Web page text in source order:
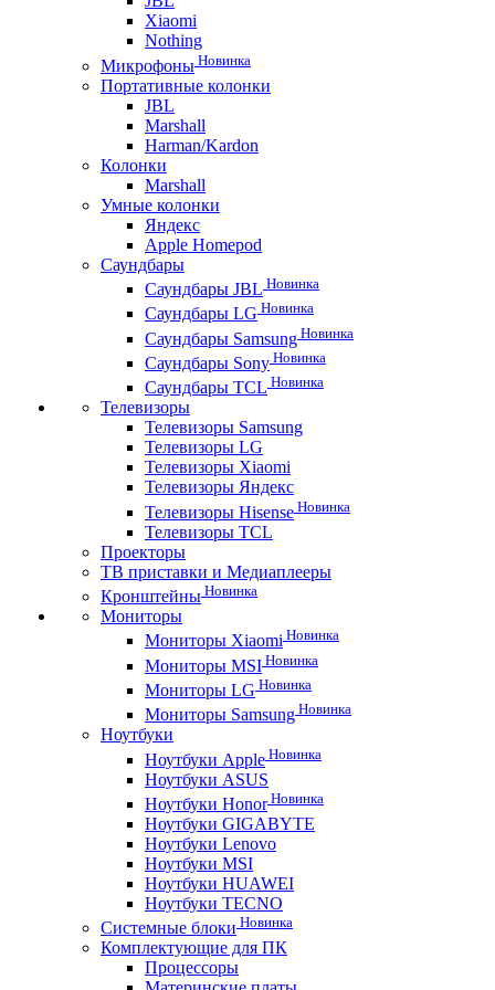
Xiaomi
Nothing
Микрофоны Новинка
Портативные колонки
JBL
Marshall
Harman/Kardon
Колонки
Marshall
Умные колонки
Яндекс
Apple Homepod
Саундбары
Саундбары JBL Новинка
Саундбары LG Новинка
Саундбары Samsung Новинка
Саундбары Sony Новинка
Саундбары TCL Новинка
Телевизоры
Телевизоры Samsung
Телевизоры LG
Телевизоры Xiaomi
Телевизоры Яндекс
Телевизоры Hisense Новинка
Телевизоры TCL
Проекторы
ТВ приставки и Медиаплееры
Кронштейны Новинка
Мониторы
Мониторы Xiaomi Новинка
Мониторы MSI Новинка
Мониторы LG Новинка
Мониторы Samsung Новинка
Ноутбуки
Ноутбуки Apple Новинка
Ноутбуки ASUS
Ноутбуки HonorНовинка
Ноутбуки GIGABYTE
Ноутбуки Lenovo
Ноутбуки MSI
Ноутбуки HUAWEI
Ноутбуки TECNO
Системные блоки Новинка
Комплектующие для ПК
Процессоры